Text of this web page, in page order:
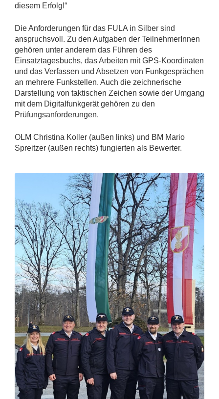
diesem Erfolg!“
Die Anforderungen für das FULA in Silber sind
anspruchsvoll. Zu den Aufgaben der TeilnehmerInnen
gehören unter anderem das Führen des
Einsatztagesbuchs, das Arbeiten mit GPS-Koordinaten
und das Verfassen und Absetzen von Funkgesprächen
an mehrere Funkstellen. Auch die zeichnerische
Darstellung von taktischen Zeichen sowie der Umgang
mit dem Digitalfunkgerät gehören zu den
Prüfungsanforderungen.
OLM Christina Koller (außen links) und BM Mario
Spreitzer (außen rechts) fungierten als Bewerter.